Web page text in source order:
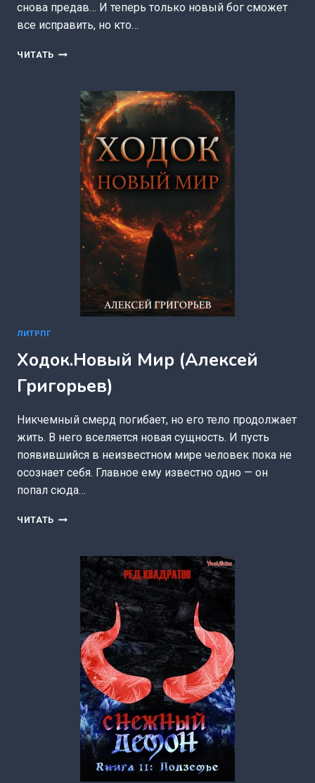
снова предав… И теперь только новый бог сможет
все исправить, но кто…
ЧИТАТЬ ТАЙНЫЙ
ЧЕРНО-
БЕЛЫЙ
(АНТОН
ЕМЕЛЬЯНОВ
СЕРГЕЙ
САВИНОВ)
ЛИТРПГ
Ходок.Новый Мир (Алексей
Григорьев)
Никчемный смерд погибает, но его тело продолжает
жить. В него вселяется новая сущность. И пусть
появившийся в неизвестном мире человек пока не
осознает себя. Главное ему известно одно — он
попал сюда…
ЧИТАТЬ ХОДОК.НОВЫЙ
ГРИГОРЬЕВ)